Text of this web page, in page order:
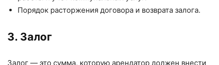
Порядок расторжения договора и возврата залога.
3. Залог
Залог — это сумма, которую арендатор должен внести